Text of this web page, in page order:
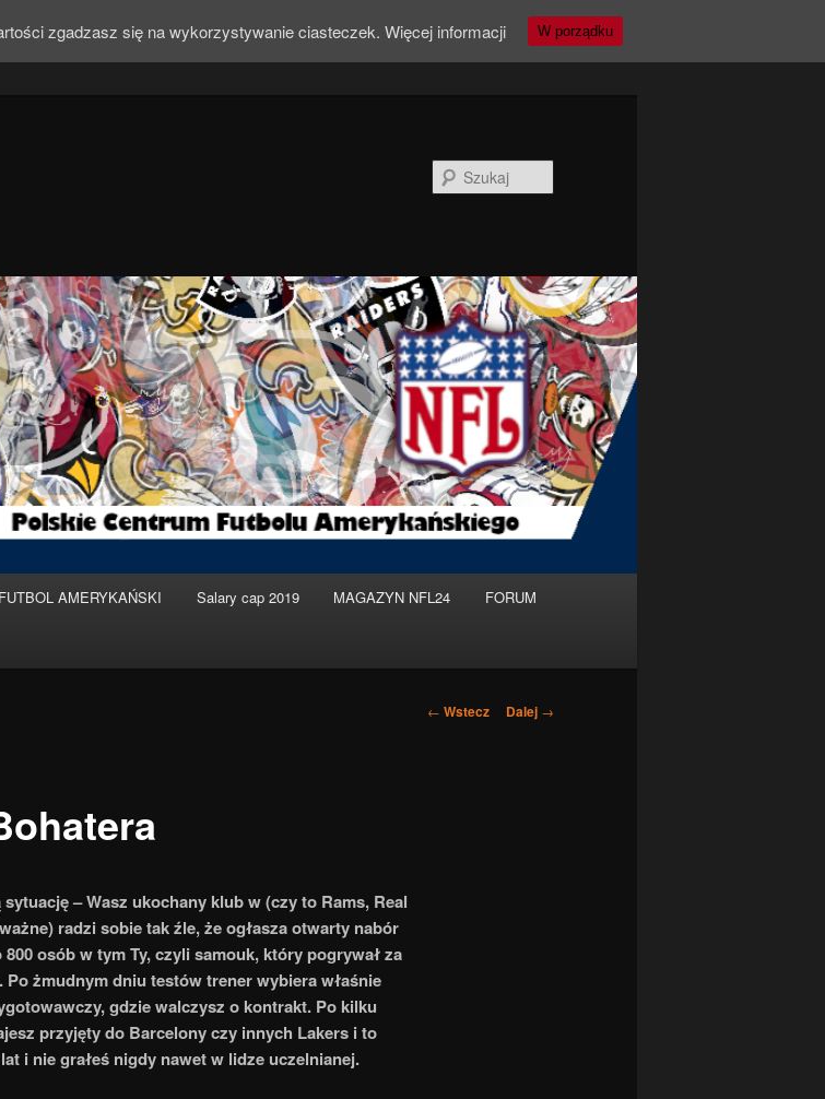
FUTBOL AMERYKAŃSKI Salary cap 2019 MAGAZYN NFL24 FORUM
Nawigacja
← Wstecz Dalej →
– Wasz ukochany klub w (czy to Rams, Real
radzi sobie tak źle, że ogłasza otwarty nabór
osób w tym Ty, czyli samouk, który pogrywał za
żmudnym dniu testów trener wybiera właśnie
gdzie walczysz o kontrakt. Po kilku
przyjęty do Barcelony czy innych Lakers i to
i nie grałeś nigdy nawet w lidze uczelnianej.
zgadzasz się na wykorzystywanie ciasteczek. Więcej informacji W porządku